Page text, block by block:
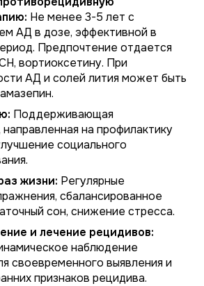
Не менее 3-5 лет с
АД в дозе, эффективной в
Предпочтение отдается
вортиоксетину. При
АД и солей лития может быть
Поддерживающая
на профилактику
социального
жизни: Регулярные
сбалансированное
сон, снижение стресса.
и лечение рецидивов:
наблюдение
своевременного выявления и
признаков рецидива.